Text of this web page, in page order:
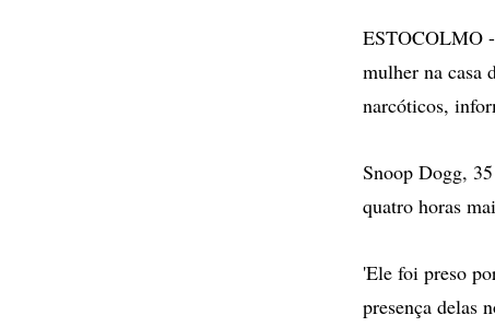
ESTOCOLMO
mulher na casa
narcóticos,
Snoop Dogg,
quatro horas
'Ele foi preso
presença delas